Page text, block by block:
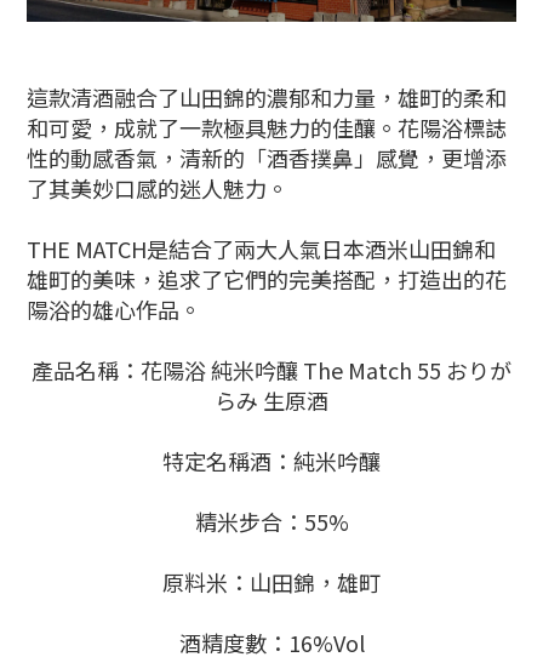
這款清酒融合了山田錦的濃郁和力量，雄町的柔和
和可愛，成就了一款極具魅力的佳釀。花陽浴標誌
性的動感香氣，清新的「酒香撲鼻」感覺，更增添
了其美妙口感的迷人魅力。
THE MATCH是結合了兩大人氣日本酒米山田錦和
雄町的美味，追求了它們的完美搭配，打造出的花
陽浴的雄心作品。
產品名稱：花陽浴 純米吟釀 The Match 55 おりが
らみ 生原酒
特定名稱酒：純米吟釀
精米步合：55%
原料米：山田錦，雄町
酒精度數：16%Vol